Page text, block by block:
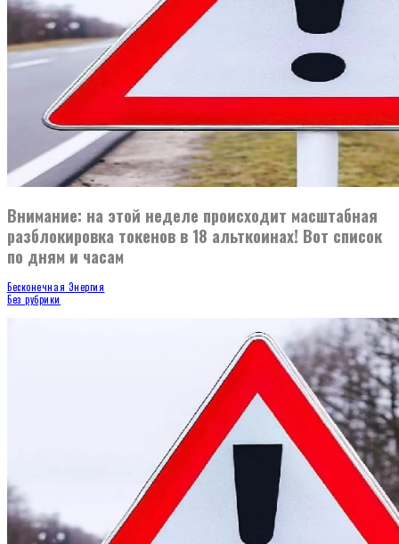
Внимание: на этой неделе происходит масштабная
разблокировка токенов в 18 альткоинах! Вот список
по дням и часам
Бесконечная Энергия
Без рубрики